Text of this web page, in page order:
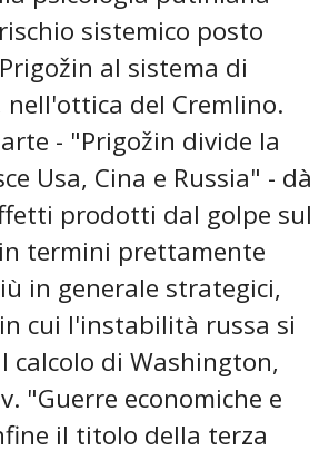
sistemico posto
al sistema di
nell'ottica del Cremlino.
- "Prigožin divide la
Usa, Cina e Russia" - dà
prodotti dal golpe sul
termini prettamente
in generale strategici,
cui l'instabilità russa si
calcolo di Washington,
"Guerre economiche e
il titolo della terza